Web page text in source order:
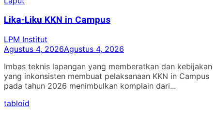
Lika-Liku KKN in Campus
LPM Institut
Agustus 4, 2026Agustus 4, 2026
Imbas teknis lapangan yang memberatkan dan kebijakan
yang inkonsisten membuat pelaksanaan KKN in Campus
pada tahun 2026 menimbulkan komplain dari...
tabloid